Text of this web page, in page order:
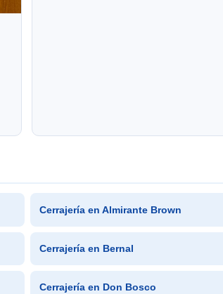
Cerrajería en Almirante Brown
Cerrajería en Bernal
Cerrajería en Don Bosco